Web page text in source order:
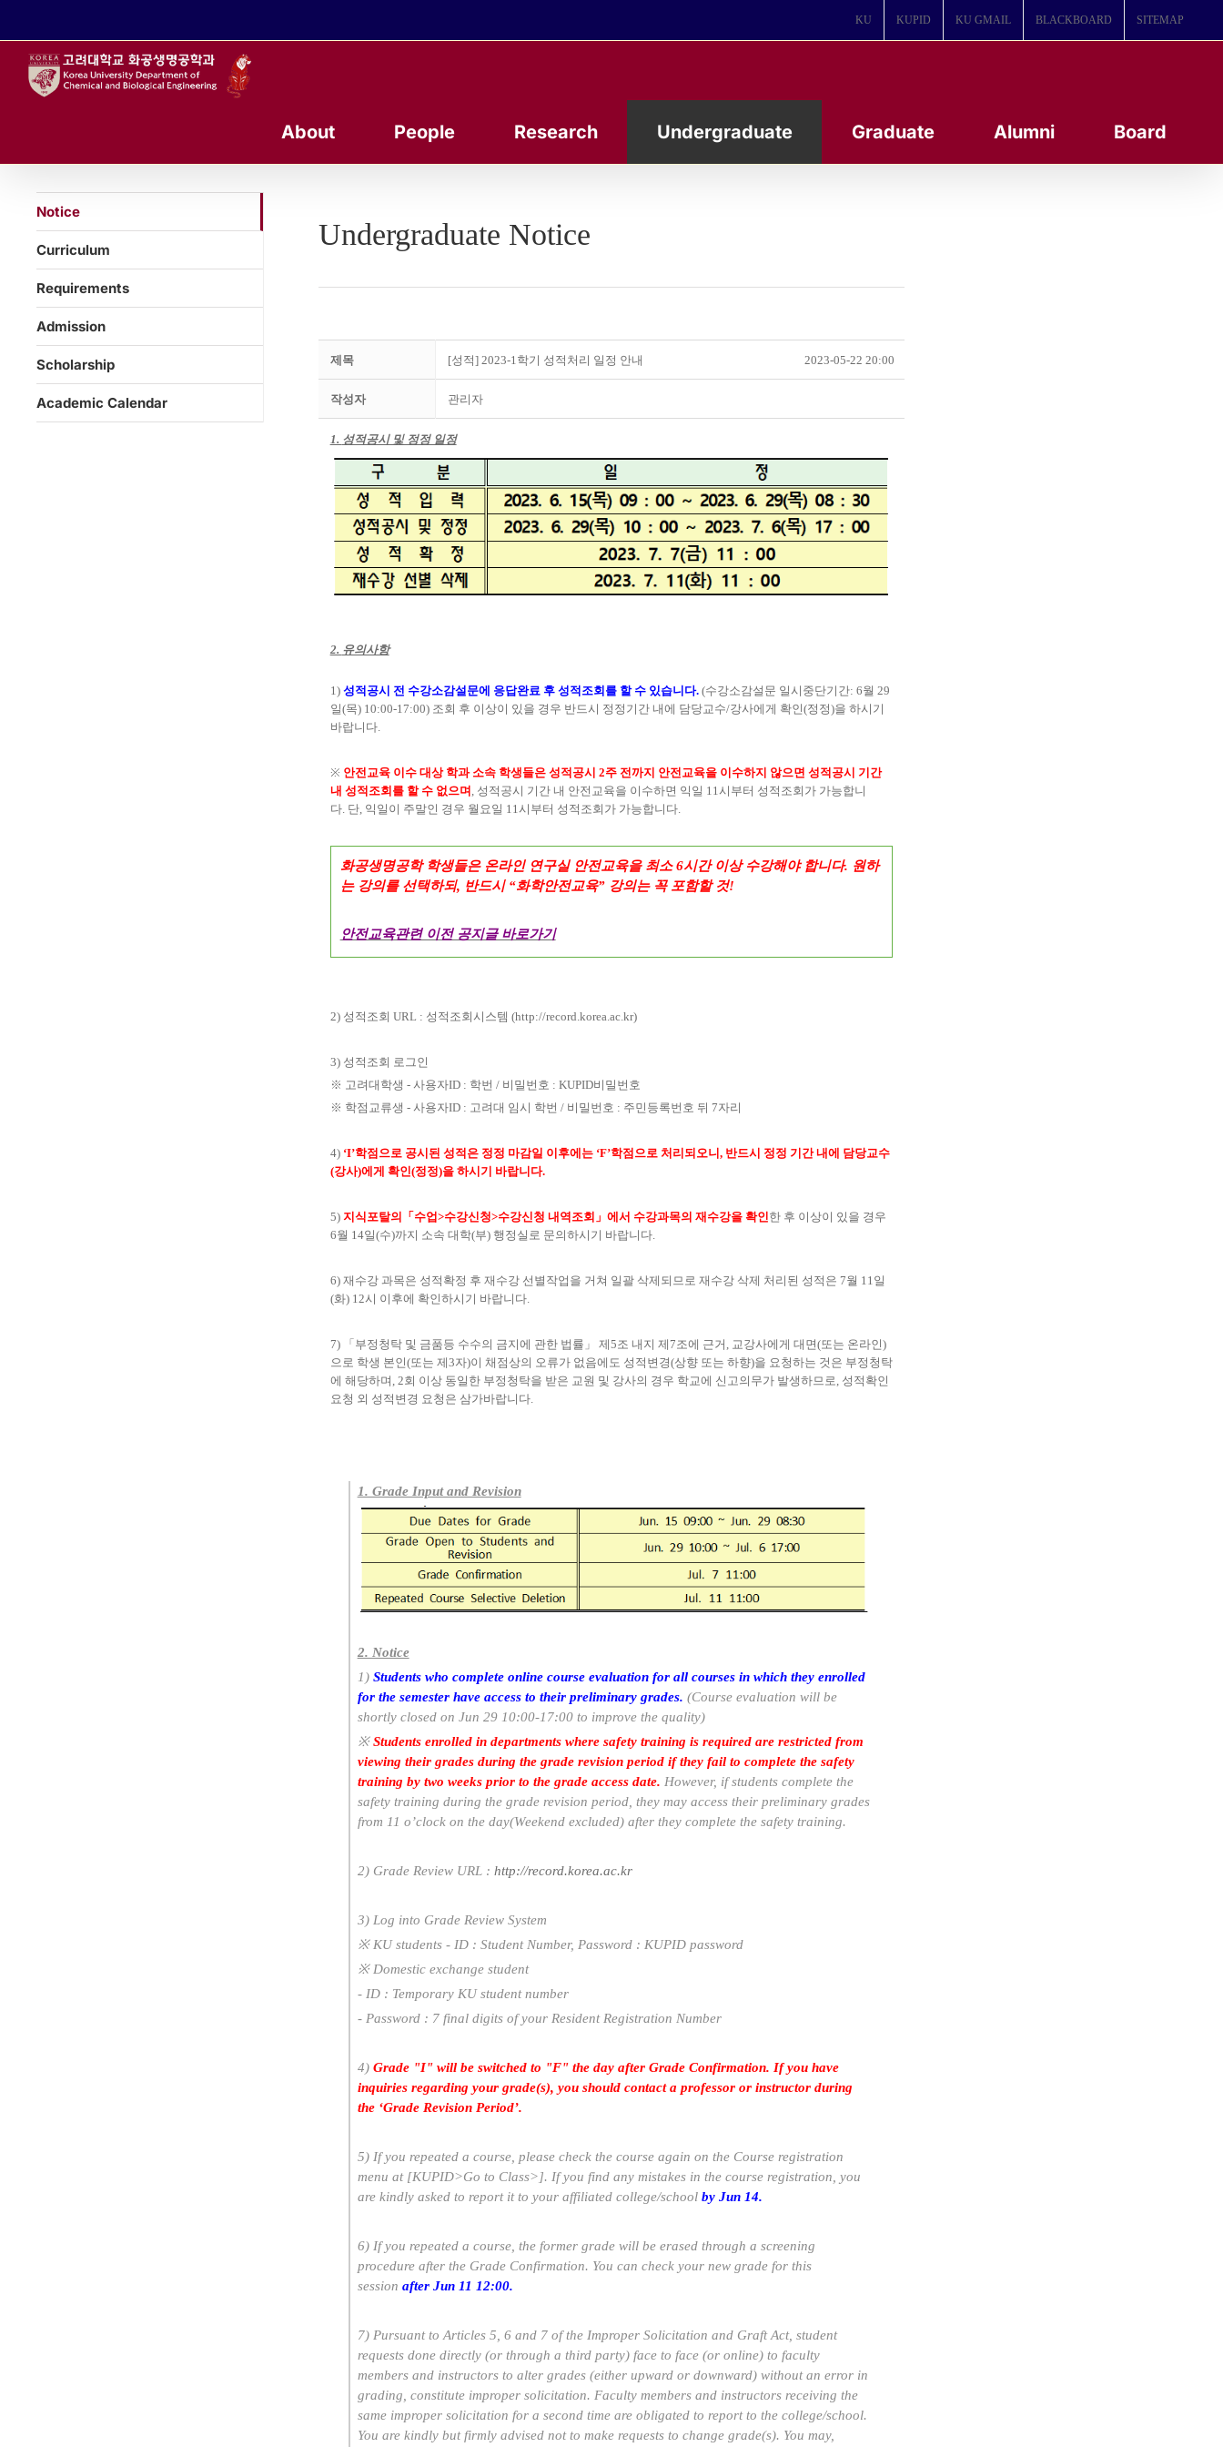
KU KUPID KU GMAIL BLACKBOARD SITEMAP
About People Research Undergraduate Graduate Alumni Board
Undergraduate Notice
제목 [성적] 2023-1학기 성적처리 일정 안내 2023-05-22 20:00
작성자 관리자
1. 성적공시 및 정정 일정
2. 유의사항
1) 성적공시 전 수강소감설문에 응답완료 후 성적조회를 할 수 있습니다. (수강소감설문 일시중단기간: 6월 29
일(목) 10:00-17:00) 조회 후 이상이 있을 경우 반드시 정정기간 내에 담당교수/강사에게 확인(정정)을 하시기
바랍니다.
※ 안전교육 이수 대상 학과 소속 학생들은 성적공시 2주 전까지 안전교육을 이수하지 않으면 성적공시 기간
내 성적조회를 할 수 없으며
성적공시 기간 내 안전교육을 이수하면 익일 11 시부터 성적조회가 가능합니
다. 단, 익일이 주말인 경우 월요일 11 시부터 성적조회가 가능합니다.
화공생명공학 학생들은 온라인 연구실 안전교육을 최소6시간 이상 수강해야 합니다. 원하
는 강의를 선택하되, 반드시 “화학안전교육” 강의는 꼭 포함할 것!
안전교육관련 이전 공지글 바로가기
2) 성적조회 URL : 성적조회시스템 (http://record.korea.ac.kr)
3) 성적조회 로그인
※ 고려대학생 - 사용자ID : 학번 / 비밀번호 : KUPID비밀번호
※ 학점교류생 - 사용자ID : 고려대 임시 학번 / 비밀번호 : 주민등록번호 뒤 7자리
4) ‘I’학점으로 공시된 성적은 정정 마감일 이후에는 ‘F’학점으로 처리되오니 , 반드시 정정 기간 내에 담당교수
(강사)에게 확인 (정정)을 하시기 바랍니다.
5) 지식포탈의 「 수업 >수강신청>수강신청 내역조회 」 에서 수강과목의 재수강을 확인 한 후 이상이 있을 경우
6월 14일(수)까지 소속 대학(부) 행정실로 문의하시기 바랍니다.
6) 재수강 과목은 성적확정 후 재수강 선별작업을 거쳐 일괄 삭제되므로 재수강 삭제 처리된 성적은 7월 11 일
(화) 12시 이후에 확인하시기 바랍니다.
7) 「 부정청탁 및 금품등 수수의 금지에 관한 법률 」 제5조 내지 제 7조에 근거 교강사에게 대면(또는 온라인)
으로 학생 본인(또는 제3자)이 채점상의 오류가 없음에도 성적변경(상향 또는 하향)을 요청하는 것은 부정청탁
에 해당하며 , 2회 이상 동일한 부정청탁을 받은 교원 및 강사의 경우 학교에 신고의무가 발생하므로 성적확인
요청 외 성적변경 요청은 삼가바랍니다.
1. Grade Input and Revision
2. Notice
1) Students who complete online course evaluation for all courses in which they enrolled
for the semester have access to their preliminary grades. (Course evaluation will be
shortly closed on Jun 29 10:00-17:00 to improve the quality)
※Students enrolled in departments where safety training is required are restricted from
viewing their grades during the grade revision period if they fail to complete the safety
training by two weeks prior to the grade access date. However, if students complete the
safety training during the grade revision period, they may access their preliminary grades
from 11 o’clock on the day(Weekend excluded) after they complete the safety training.
2) Grade Review URL : http://record.korea.ac.kr
3) Log into Grade Review System
※KU students - ID : Student Number, Password : KUPID password
※Domestic exchange student
- ID : Temporary KU student number
- Password : 7 final digits of your Resident Registration Number
4) Grade "I" will be switched to "F" the day after Grade Confirmation. If you have
inquiries regarding your grade(s), you should contact a professor or instructor during
the ‘Grade Revision Period’.
5) If you repeated a course, please check the course again on the Course registration
menu at [KUPID>Go to Class>]. If you find any mistakes in the course registration, you
are kindly asked to report it to your affiliated college/school by Jun 14.
6) If you repeated a course, the former grade will be erased through a screening
procedure after the Grade Confirmation. You can check your new grade for this
session after Jun 11 12:00.
7) Pursuant to Articles 5, 6 and 7 of the Improper Solicitation and Graft Act, student
requests done directly (or through a third party) face to face (or online) to faculty
members and instructors to alter grades (either upward or downward) without an error in
grading, constitute improper solicitation. Faculty members and instructors receiving the
same improper solicitation for a second time are obligated to report to the college/school.
You are kindly but firmly advised not to make requests to change grade(s). You may,
Notice
Curriculum
Requirements
Admission
Scholarship
Academic Calendar